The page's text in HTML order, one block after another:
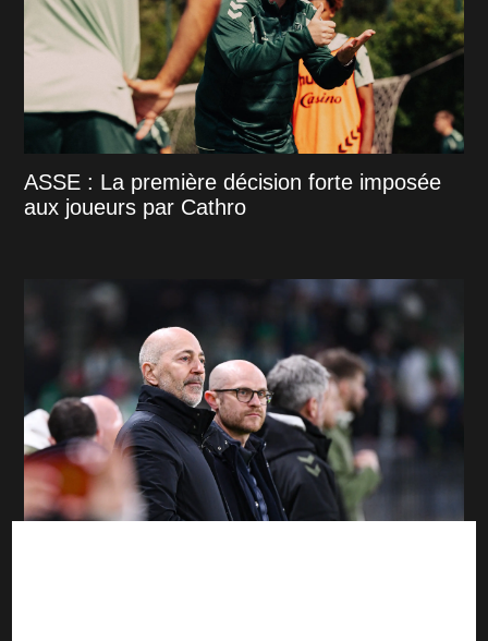
ASSE : La première décision forte imposée
aux joueurs par Cathro